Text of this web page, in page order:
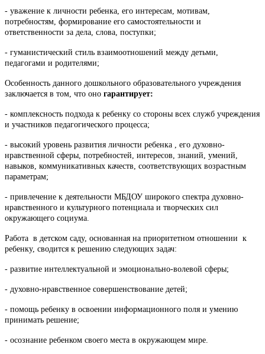
- уважение к личности ребенка, его интересам, мотивам,
потребностям, формирование его самостоятельности и
ответственности за дела, слова, поступки;
- гуманистический стиль взаимоотношений между детьми,
педагогами и родителями;
Особенность данного дошкольного образовательного учреждения
заключается в том, что оно гарантирует:
- комплексность подхода к ребенку со стороны всех служб учреждения
и участников педагогического процесса;
- высокий уровень развития личности ребенка , его духовно-
нравственной сферы, потребностей, интересов, знаний, умений,
навыков, коммуникативных качеств, соответствующих возрастным
параметрам;
- привлечение к деятельности МБДОУ широкого спектра духовно-
нравственного и культурного потенциала и творческих сил
окружающего социума.
Работа в детском саду, основанная на приоритетном отношении к
ребенку, сводится к решению следующих задач:
- развитие интеллектуальной и эмоционально-волевой сферы;
- духовно-нравственное совершенствование детей;
- помощь ребенку в освоении информационного поля и умению
принимать решение;
- осознание ребенком своего места в окружающем мире.